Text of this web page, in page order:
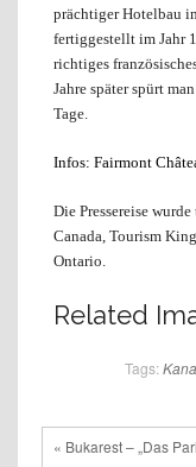
prächtiger Hotelbau
fertiggestellt im Jahr
richtiges
Jahre später spürt
Tage.
Infos: Fairmont
Die Pressereise
Canada, Tourism
Ontario.
Related
Tags:
« Bukarest – „Das